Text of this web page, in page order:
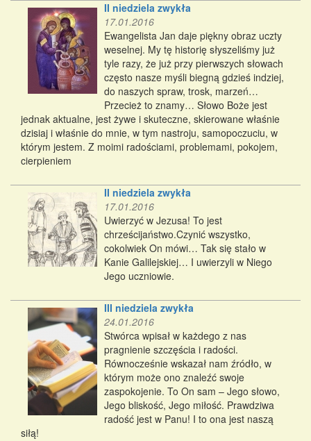
II niedziela zwykła
17.01.2016
Ewangelista Jan daje piękny obraz uczty
weselnej. My tę historię słyszeliśmy już
tyle razy, że już przy pierwszych słowach
często nasze myśli biegną gdzieś indziej,
do naszych spraw, trosk, marzeń…
Przecież to znamy… Słowo Boże jest
jednak aktualne, jest żywe i skuteczne, skierowane właśnie
dzisiaj i właśnie do mnie, w tym nastroju, samopoczuciu, w
którym jestem. Z moimi radościami, problemami, pokojem,
cierpieniem
II niedziela zwykła
17.01.2016
Uwierzyć w Jezusa! To jest
chrześcijaństwo.Czynić wszystko,
cokolwiek On mówi… Tak się stało w
Kanie Galilejskiej… I uwierzyli w Niego
Jego uczniowie.
III niedziela zwykła
24.01.2016
Stwórca wpisał w każdego z nas
pragnienie szczęścia i radości.
Równocześnie wskazał nam źródło, w
którym może ono znaleźć swoje
zaspokojenie. To On sam – Jego słowo,
Jego bliskość, Jego miłość. Prawdziwa
radość jest w Panu! I to ona jest naszą
siłą!